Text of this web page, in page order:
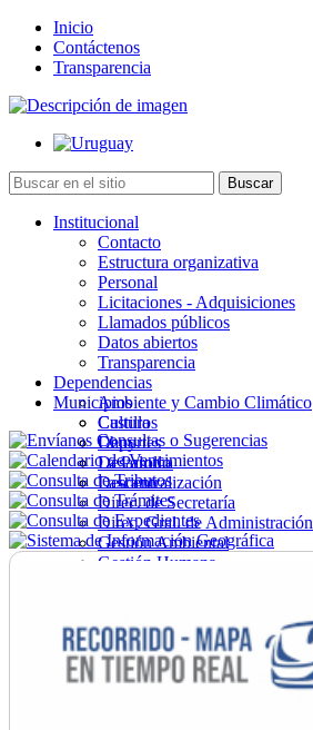
Inicio
Contáctenos
Transparencia
Institucional
Contacto
Estructura organizativa
Personal
Licitaciones - Adquisiciones
Llamados públicos
Datos abiertos
Transparencia
Dependencias
Ambiente y Cambio Climático
Cultura
Deportes
Desarrollo
Descentralización
Direc. de Secretaría
Direc. Gral. de Administración
Gestión Ambiental
Gestión Humana
Ordenamiento
Promoción Social
Salud
Secretaría General
Municipios
Castillos
Chuy
La Paloma
Lascano